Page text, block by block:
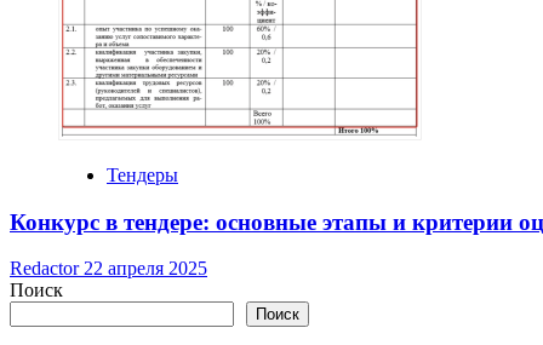
Тендеры
Конкурс в тендере: основные этапы и критерии
Redactor 22 апреля 2025
Поиск
Поиск